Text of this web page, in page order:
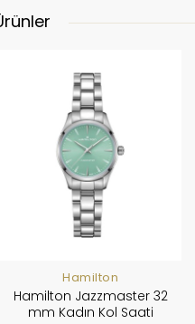
Hamilton
Hamilton Jazzmaster 32
mm Kadın Kol Saati